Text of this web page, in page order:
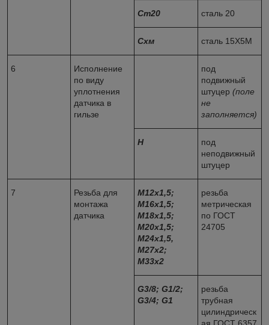
Ст20 сталь 20
Схм сталь 15Х5М
6
Исполнение
по виду
уплотнения
датчика в
гильзе
под
подвижный
штуцер (поле
не
заполняется)
Н
под
неподвижный
штуцер
7
Резьба для
монтажа
датчика
М12х1,5;
М16х1,5;
М18х1,5;
М20х1,5;
М24х1,5,
М27х2;
М33х2
резьба
метрическая
по ГОСТ
24705
G3/8; G1/2;
G3/4; G1
резьба
трубная
цилиндрическ
ая ГОСТ 6357